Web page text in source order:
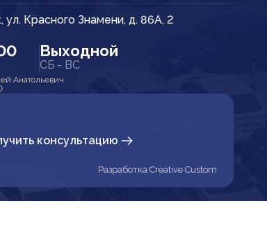
ул. Красного Знамени, д. 86А, 2
Выходной
СБ - ВС
Анатольевич
консультацию
Разработка Creative Custom